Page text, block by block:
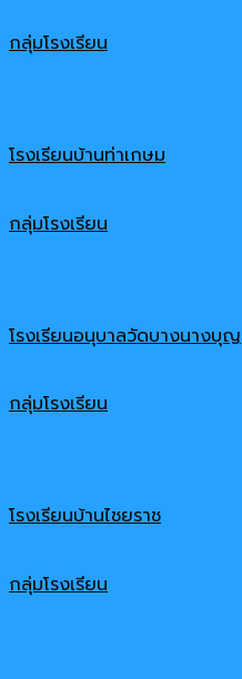
กลุ่มโรงเรียน
โรงเรียนบ้านท่าเกษม
กลุ่มโรงเรียน
โรงเรียนอนุบาลวัดบางนางบุญ
กลุ่มโรงเรียน
โรงเรียนบ้านไชยราช
กลุ่มโรงเรียน